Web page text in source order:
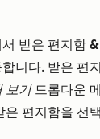
받은 편지함
니다. 받은 편
보기드롭다운
은 편지함을 선